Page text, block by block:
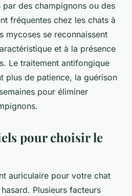
des champignons ou des
fréquentes chez les chats à
mycoses se reconnaissent
et à la présence
Le traitement antifongique
plus de patience, la guérison
pour éliminer
pour choisir le
auriculaire pour votre chat
Plusieurs facteurs